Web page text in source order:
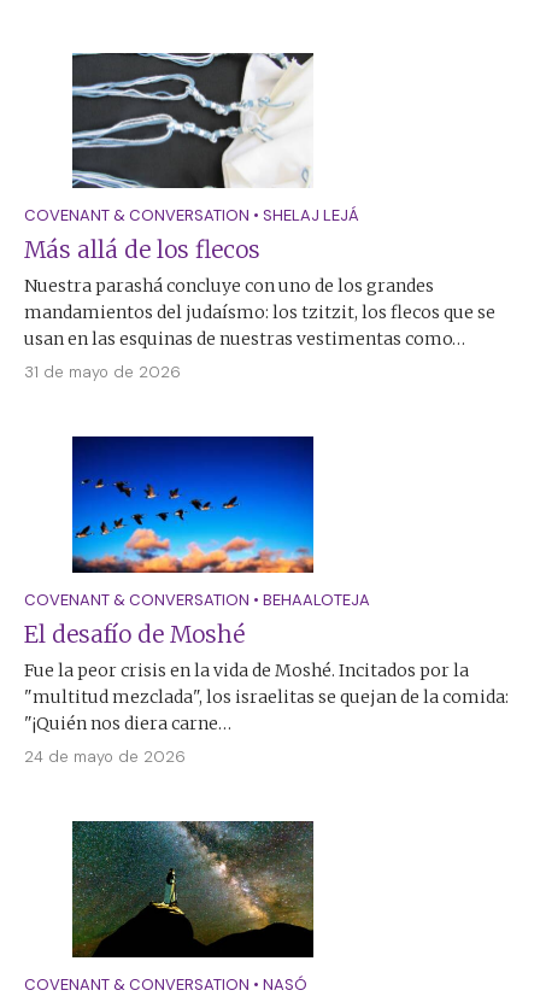
COVENANT & CONVERSATION • SHELAJ LEJÁ
Más allá de los flecos
Nuestra parashá concluye con uno de los grandes
mandamientos del judaísmo: los tzitzit, los flecos que se
usan en las esquinas de nuestras vestimentas como…
31 de mayo de 2026
COVENANT & CONVERSATION • BEHAALOTEJA
El desafío de Moshé
Fue la peor crisis en la vida de Moshé. Incitados por la
"multitud mezclada", los israelitas se quejan de la comida:
"¡Quién nos diera carne…
24 de mayo de 2026
COVENANT & CONVERSATION • NASÓ